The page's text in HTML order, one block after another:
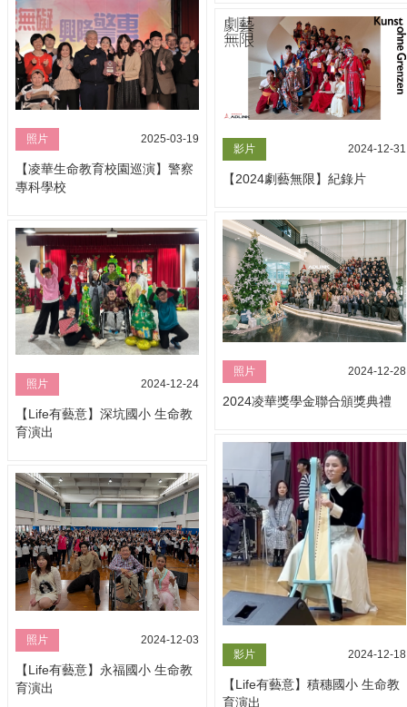
照片 2025-03-19
【凌華生命教育校園巡演】警察
專科學校
影片 2024-12-31
【2024劇藝無限】紀錄片
照片 2024-12-28
2024凌華獎學金聯合頒獎典禮
照片 2024-12-24
【Life有藝意】深坑國小 生命教
育演出
影片 2024-12-18
【Life有藝意】積穗國小 生命教
育演出
照片 2024-12-03
【Life有藝意】永福國小 生命教
育演出